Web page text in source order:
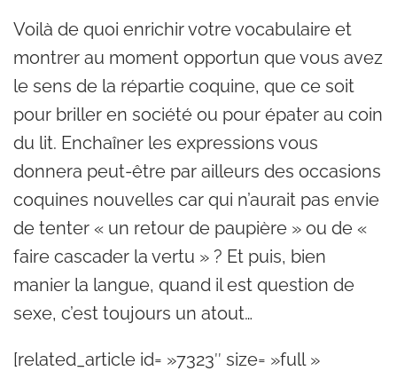
Voilà de quoi enrichir votre vocabulaire et
montrer au moment opportun que vous avez
le sens de la répartie coquine, que ce soit
pour briller en société ou pour épater au coin
du lit. Enchaîner les expressions vous
donnera peut-être par ailleurs des occasions
coquines nouvelles car qui n’aurait pas envie
de tenter « un retour de paupière » ou de «
faire cascader la vertu » ? Et puis, bien
manier la langue, quand il est question de
sexe, c’est toujours un atout…
[related_article id= »7323″ size= »full »